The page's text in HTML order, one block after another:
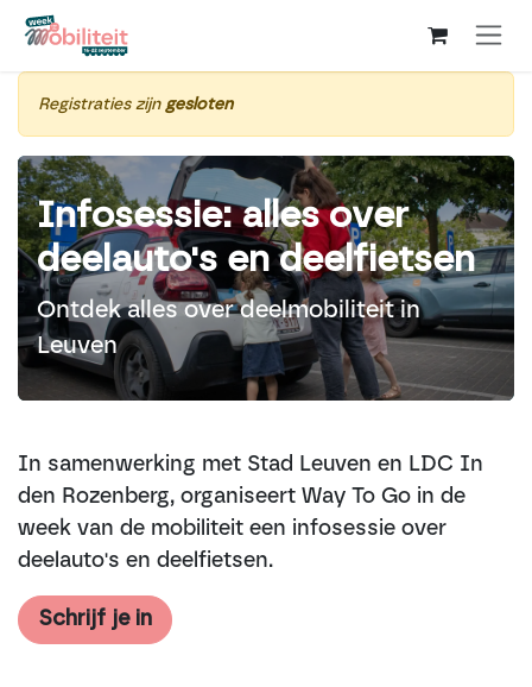
Overslaan naar inhoud
Registraties zijngesloten
Infosessie: alles over
deelauto's en deel­fiet­sen
Ontdek alles over deelmobiliteit in
Leuven
In samenwerking met Stad Leuven en LDC In
den Rozenberg, organiseert Way To Go in de
week van de mobiliteit een infosessie over
deelauto's en deelfietsen.
Schrijf je in